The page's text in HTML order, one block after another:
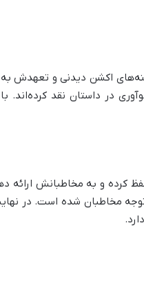
اکشن دیدنی و تعهدش
در داستان نقد کرده‌اند.
کرده و به مخاطبانش ارائه
مخاطبان شده است. در